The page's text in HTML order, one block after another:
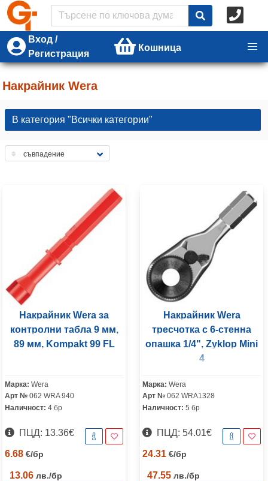
Вход /
Регистрация
Кошница
Накрайник Wera
В категория "Всички категории"
Накрайник Wera за
контролни табла 9 мм,
89 мм, Kompakt 99 FL
Марка: Wera
Арт № 062 WRA 940
Наличност: 4 бр
ПЦД: 13.36€
6.68 €/бр
13.06 лв./бр
Накрайник Wera
тресчотка с 6-стенна
опашка 1/4", Zyklop Mini
4
Марка: Wera
Арт № 062 WRA1328
Наличност: 5 бр
ПЦД: 54.01€
24.31 €/бр
47.55 лв./бр